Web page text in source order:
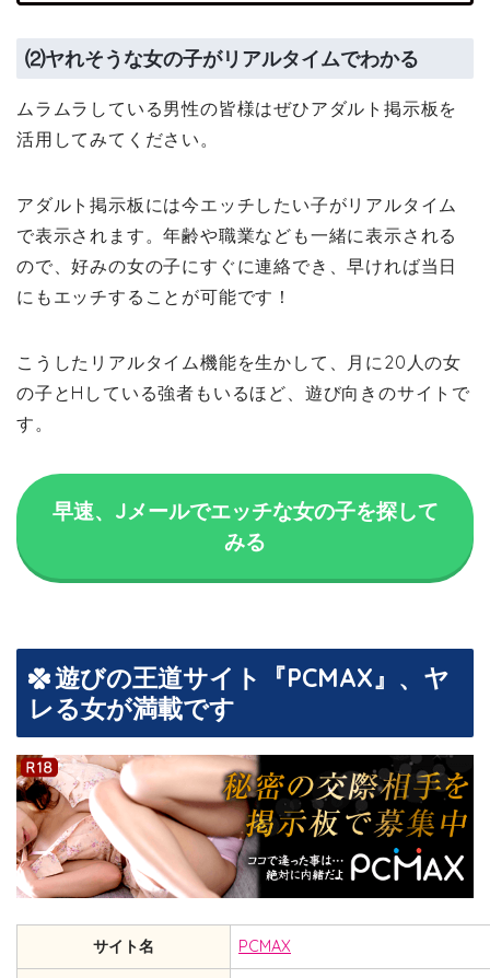
⑵ヤれそうな女の子がリアルタイムでわかる
ムラムラしている男性の皆様はぜひアダルト掲示板を
活用してみてください。
アダルト掲示板には今エッチしたい子がリアルタイム
で表示されます。年齢や職業なども一緒に表示される
ので、好みの女の子にすぐに連絡でき、早ければ当日
にもエッチすることが可能です！
こうしたリアルタイム機能を生かして、月に20人の女
の子とHしている強者もいるほど、遊び向きのサイトで
す。
早速、Jメールでエッチな女の子を探して
みる
遊びの王道サイト『PCMAX』、ヤ
レる女が満載です
サイト名 PCMAX